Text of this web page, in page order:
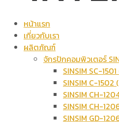
หน้าแรก
เกี่ยวกับเรา
ผลิตภัณฑ์
จักรปักคอมพิวเตอร์
SINSIM SC-
SINSIM C-1502
SINSIM CH-
SINSIM CH-
SINSIM GD-